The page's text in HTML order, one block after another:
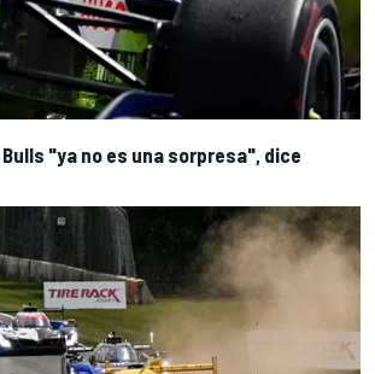
"ya no es una sorpresa", dice